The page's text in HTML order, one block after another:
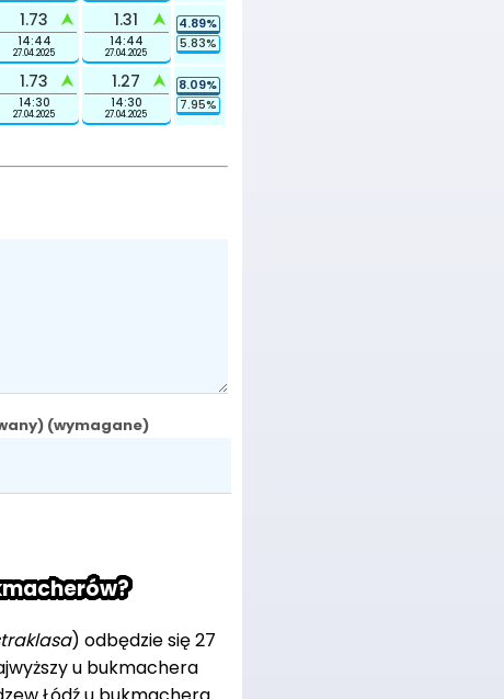
1.73
14:44
27.04.2025
1.31
14:44
27.04.2025
4.89%
5.83%
1.73
14:30
27.04.2025
1.27
14:30
27.04.2025
8.09%
7.95%
(wymagane)
) odbędzie się 27
u bukmachera